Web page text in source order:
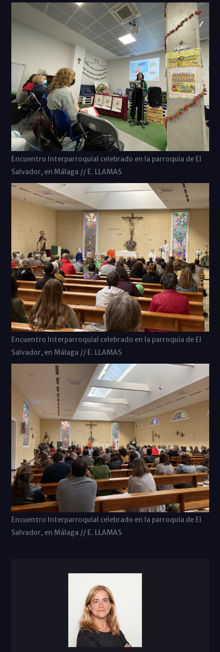
Encuentro Interparroquial celebrado en la parroquia de El
Salvador, en Málaga // E. LLAMAS
Encuentro Interparroquial celebrado en la parroquia de El
Salvador, en Málaga // E. LLAMAS
Encuentro Interparroquial celebrado en la parroquia de El
Salvador, en Málaga // E. LLAMAS